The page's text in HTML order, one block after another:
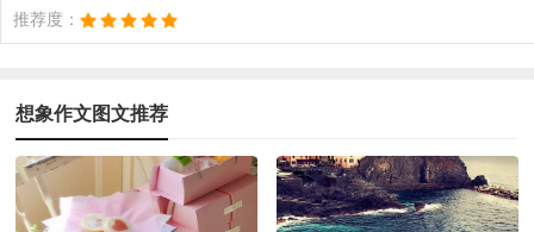
推荐度：
想象作文图文推荐